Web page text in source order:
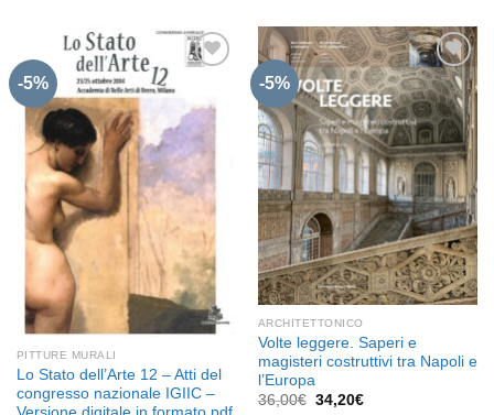
28,00€.26,60€.
-5%
Aggiungi
alla lista
dei
PITTURE MURALI
Lo Stato dell’Arte 12 – Atti del
congresso nazionale IGIIC –
-5%
Aggiungi
alla lista
dei
desideri
ARCHITETTONICO
Volte leggere. Saperi e
magisteri costruttivi tra Napoli e
l’Europa
36,00€ Il
34,20€Il